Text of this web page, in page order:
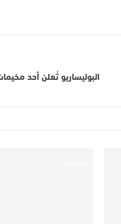
البوليساريو تُعلن أحد